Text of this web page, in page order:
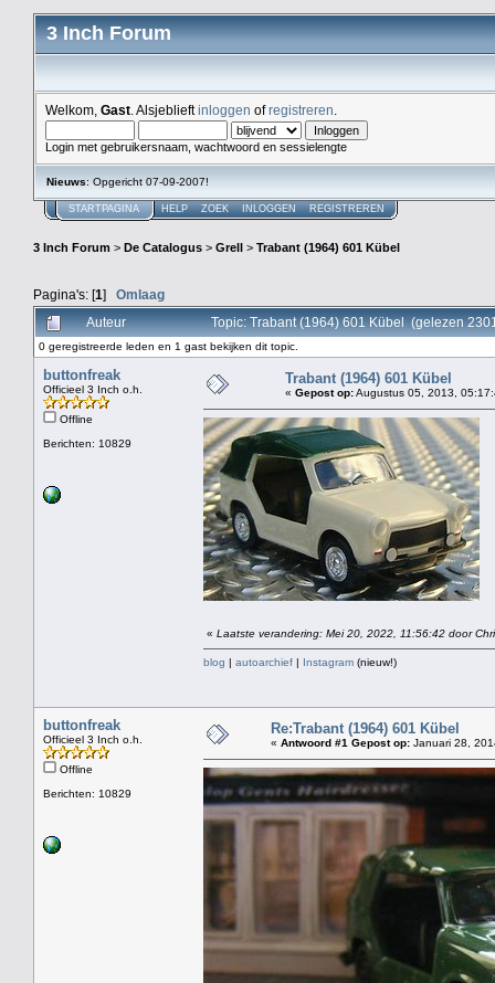
3 Inch Forum
Welkom, Gast . Alsjeblieftinloggen ofregistreren
Login met gebruikersnaam, wachtwoord en sessielengte
Nieuws: Opgericht 07-09-2007!
STARTPAGINA HELP ZOEK INLOGGEN REGISTREREN
3 Inch Forum > De Catalogus > Grell > Trabant (1964) 601 Kübel
Pagina's: [1] Omlaag
Auteur
Topic: Trabant (1964) 601 Kübel (gelezen
0 geregistreerde leden en 1 gast bekijken dit topic.
buttonfreak
Officieel 3 Inch o.h.
Offline
Berichten: 10829
Trabant (1964) 601 Kübel
« Gepost op:Augustus 05, 2013,
« Laatste verandering: Mei 20, 2022, 11:56:42 door
blog | autoarchief | Instagram (nieuw!)
buttonfreak
Officieel 3 Inch o.h.
Offline
Berichten: 10829
Re:Trabant (1964) 601 Kübel
« Antwoord #1 Gepost op: Januari 28,